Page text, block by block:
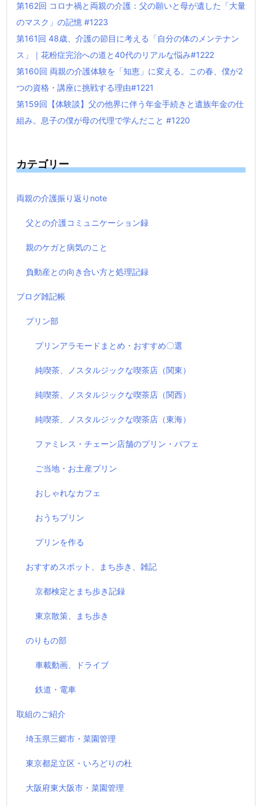
第162回 コロナ禍と両親の介護：父の願いと母が遺した「大量
のマスク」の記憶 #1223
第161回 48歳、介護の節目に考える「自分の体のメンテナン
ス」｜花粉症完治への道と40代のリアルな悩み#1222
第160回 両親の介護体験を「知恵」に変える。この春、僕が2
つの資格・講座に挑戦する理由#1221
第159回【体験談】父の他界に伴う年金手続きと遺族年金の仕
組み。息子の僕が母の代理で学んだこと #1220
カテゴリー
両親の介護振り返りnote
父との介護コミュニケーション録
親のケガと病気のこと
負動産との向き合い方と処理記録
ブログ雑記帳
プリン部
プリンアラモードまとめ・おすすめ〇選
純喫茶、ノスタルジックな喫茶店（関東）
純喫茶、ノスタルジックな喫茶店（関西）
純喫茶、ノスタルジックな喫茶店（東海）
ファミレス・チェーン店舗のプリン・パフェ
ご当地・お土産プリン
おしゃれなカフェ
おうちプリン
プリンを作る
おすすめスポット、まち歩き、雑記
京都検定とまち歩き記録
東京散策、まち歩き
のりもの部
車載動画、ドライブ
鉄道・電車
取組のご紹介
埼玉県三郷市・菜園管理
東京都足立区・いろどりの杜
大阪府東大阪市・菜園管理